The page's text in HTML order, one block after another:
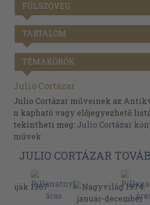
FÜLSZÖVEG
TARTALOM
TÉMAKÖRÖK
Julio Cortázar
Julio Cortázar műveinek az
n kapható vagy előjegyezhető
tekintheti meg: Julio Cortázar
művek
JULIO CORTÁZAR